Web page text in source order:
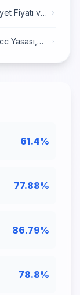
Fiyatı ve
Yasası,
61.4%
77.88%
86.79%
78.8%